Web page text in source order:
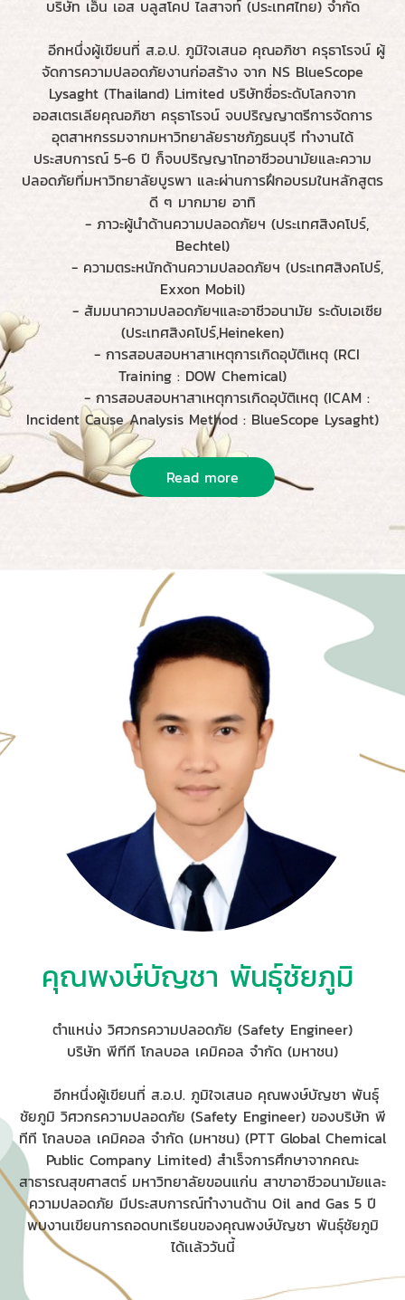
บริษัท เอ็น เอส บลูสโคป ไลสาจท์ (ประเทศไทย) จำกัด
อีกหนึ่งผู้เขียนที่ ส.อ.ป. ภูมิใจเสนอ คุณอภิชา ครุธาโรจน์ ผู้
จัดการความปลอดภัยงานก่อสร้าง จาก NS BlueScope
Lysaght (Thailand) Limited บริษัทชื่อระดับโลกจาก
ออสเตรเลียคุณอภิชา ครุธาโรจน์ จบปริญญาตรีการจัดการ
อุตสาหกรรมจากมหาวิทยาลัยราชภัฏธนบุรี ทำงานได้
ประสบการณ์ 5-6 ปี ก็จบปริญญาโทอาชีวอนามัยและความ
ปลอดภัยที่มหาวิทยาลัยบูรพา และผ่านการฝึกอบรมในหลักสูตร
ดี ๆ มากมาย อาทิ
- ภาวะผู้นำด้านความปลอดภัยฯ (ประเทศสิงคโปร์,
Bechtel)
- ความตระหนักด้านความปลอดภัยฯ (ประเทศสิงคโปร์,
Exxon Mobil)
- สัมมนาความปลอดภัยฯและอาชีวอนามัย ระดับเอเซีย
(ประเทศสิงคโปร์,Heineken)
- การสอบสอบหาสาเหตุการเกิดอุบัติเหตุ (RCI
Training : DOW Chemical)
- การสอบสอบหาสาเหตุการเกิดอุบัติเหตุ (ICAM :
Incident Cause Analysis Method : BlueScope Lysaght)
Read more
คุณพงษ์บัญชา พันธุ์ชัยภูมิ
ตำแหน่ง วิศวกรความปลอดภัย (Safety Engineer)
บริษัท พีทีที โกลบอล เคมิคอล จำกัด (มหาชน)
อีกหนึ่งผู้เขียนที่ ส.อ.ป. ภูมิใจเสนอ คุณพงษ์บัญชา พันธุ์
ชัยภูมิ วิศวกรความปลอดภัย (Safety Engineer) ของบริษัท พี
ทีที โกลบอล เคมิคอล จำกัด (มหาชน) (PTT Global Chemical
Public Company Limited) สำเร็จการศึกษาจากคณะ
สาธารณสุขศาสตร์ มหาวิทยาลัยขอนแก่น สาขาอาชีวอนามัยและ
ความปลอดภัย มีประสบการณ์ทำงานด้าน Oil and Gas 5 ปี
พบงานเขียนการถอดบทเรียนของคุณพงษ์บัญชา พันธุ์ชัยภูมิ
ได้เเล้ววันนี้